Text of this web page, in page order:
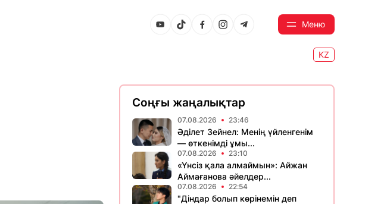
Меню
KZ
Соңғы жаңалықтар
07.08.2026 23:46
Әділет Зейнел: Менің үйленгенім
— өткенімді ұмы...
07.08.2026 23:10
«Үнсіз қала алмаймын»: Айжан
Аймағанова әйелдер...
07.08.2026 22:54
"Діндар болып көрінемін деп